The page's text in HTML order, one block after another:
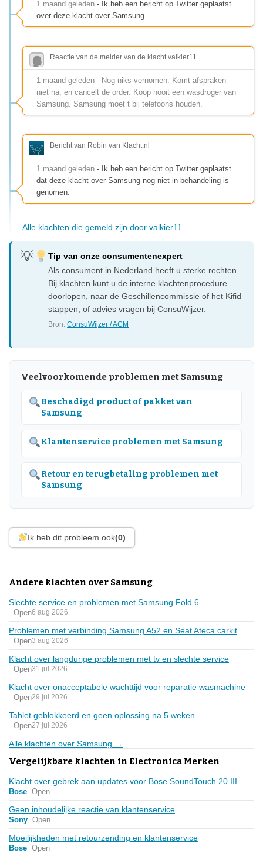
1 maand geleden - Ik heb een bericht op Twitter geplaatst
over deze klacht over Samsung
Reactie van de melder van de klacht valkier11
1 maand geleden - Nog niks vernomen. Komt afspraken
niet na, en cancelt de order. Koop nooit een wasdroger van
Samsung. Samsung moet t bij telefoons houden.
Bericht van Robin van Klacht.nl
1 maand geleden - Ik heb een bericht op Twitter geplaatst
dat deze klacht over Samsung nog niet in behandeling is
genomen.
Alle klachten die gemeld zijn door valkier11
Tip van onze consumentenexpert
Als consument in Nederland heeft u sterke rechten.
Bij klachten kunt u de interne klachtenprocedure
doorlopen, naar de Geschillencommissie of het Kifid
stappen, of advies vragen bij ConsuWijzer.
Bron:ConsuWijzer / ACM
Veelvoorkomende problemen met Samsung
Beschadigd product of pakket van
Samsung
Klantenservice problemen met Samsung
Retour en terugbetaling problemen met
Samsung
Ik heb dit probleem ook(0)
Andere klachten over Samsung
Slechte service en problemen met Samsung Fold 6
Open6 aug 2026
Problemen met verbinding Samsung A52 en Seat Ateca carkit
Open3 aug 2026
Klacht over langdurige problemen met tv en slechte service
Open31 jul 2026
Klacht over onacceptabele wachttijd voor reparatie wasmachine
Open29 jul 2026
Tablet geblokkeerd en geen oplossing na 5 weken
Open27 jul 2026
Alle klachten over Samsung →
Vergelijkbare klachten in Electronica Merken
Klacht over gebrek aan updates voor Bose SoundTouch 20 III
Bose Open
Geen inhoudelijke reactie van klantenservice
Sony Open
Moeilijkheden met retourzending en klantenservice
Bose Open